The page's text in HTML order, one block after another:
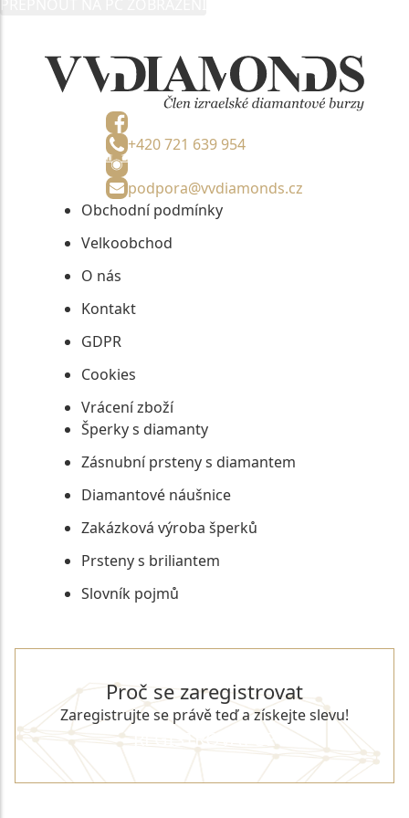
+420 721 639 954
podpora@vvdiamonds.cz
Obchodní podmínky
Velkoobchod
O nás
Kontakt
GDPR
Cookies
Vrácení zboží
Šperky s diamanty
Zásnubní prsteny s diamantem
Diamantové náušnice
Zakázková výroba šperků
Prsteny s briliantem
Slovník pojmů
Proč se zaregistrovat
Zaregistrujte se právě teď a získejte slevu!
REGISTROVAT SE